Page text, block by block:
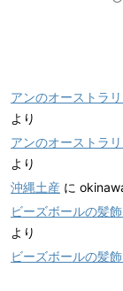
アンのオーストラ
より
アンのオーストラ
より
沖縄土産 に
ビーズボールの髪
より
ビーズボールの髪